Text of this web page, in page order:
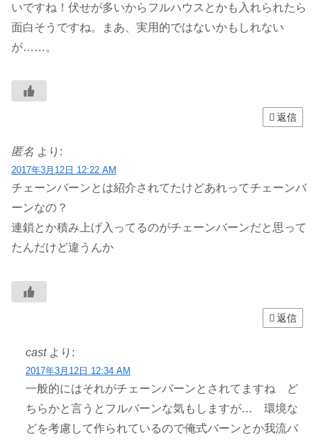
いですね！伏せが多いからフルハウスとかも入れられたら
面白そうですね。まあ、実用的ではないかもしれない
が……。
返信
匿名 より:
2017年3月12日 12:22 AM
チェーンバーンとは紹介されてたけどあれってチェーンバ
ーンなの？
連鎖とか積み上げ入ってるのがチェーンバーンだと思って
たんだけど違うんか
返信
cast より:
2017年3月12日 12:34 AM
一般的にはそれがチェーンバーンとされてますね ど
ちらかと言うとフルバーンな気もしますが… 環境な
どを考慮して作られているので俺式バーンとか我流バ